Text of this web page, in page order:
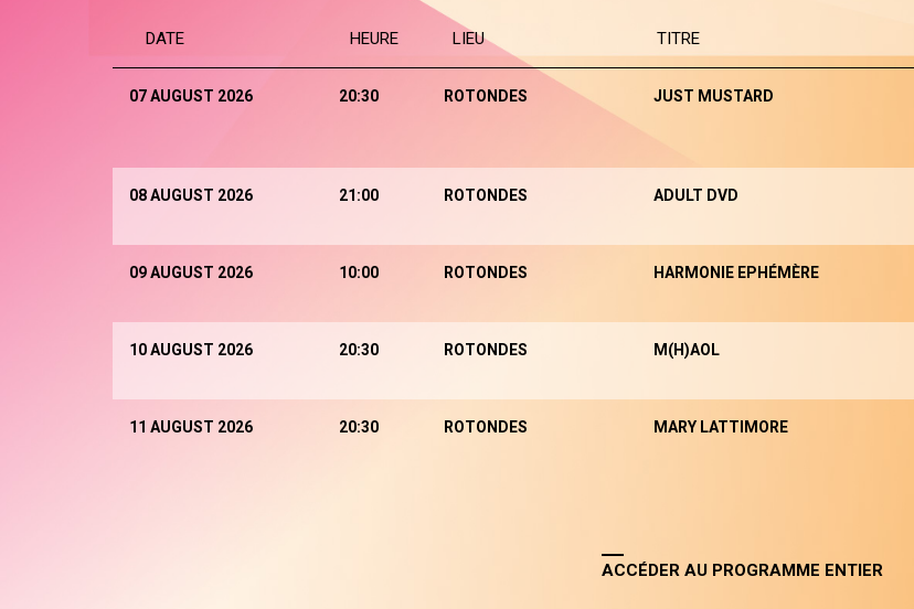
DATE HEURE LIEU TITRE
07 AUGUST 2026 20:30 ROTONDES JUST MUSTARD
08 AUGUST 2026 21:00 ROTONDES ADULT DVD
09 AUGUST 2026 10:00 ROTONDES HARMONIE EPHÉMÈRE
10 AUGUST 2026 20:30 ROTONDES M(H)AOL
11 AUGUST 2026 20:30 ROTONDES MARY LATTIMORE
ACCÉDER AU PROGRAMME ENTIER